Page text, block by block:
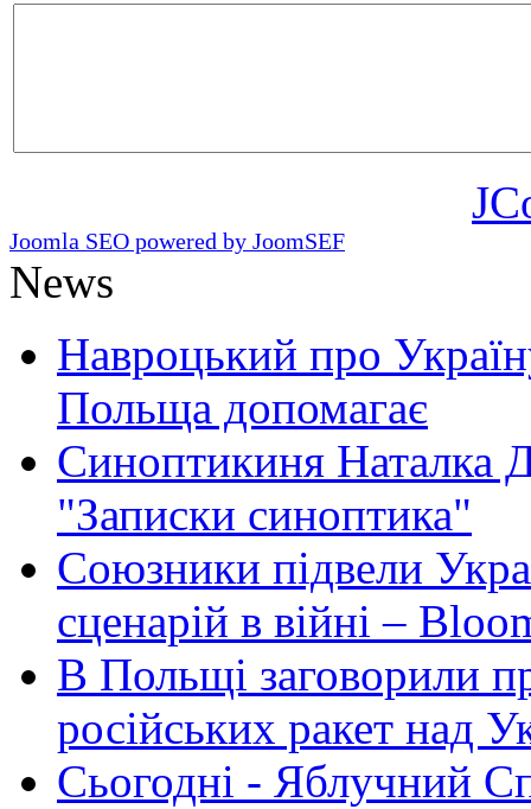
Joomla SEO powered by JoomSEF
News
Навроцький про
Польща допомагає
Синоптикиня Наталка
"Записки синоптика"
Союзники підвели
сценарій в війні –
В Польщі заговорили
російських ракет над
Сьогодні - Яблучний